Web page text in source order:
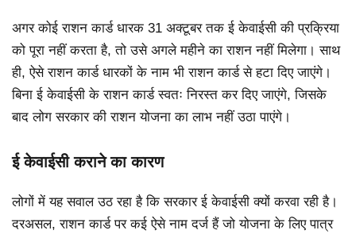
अगर कोई राशन कार्ड धारक 31 अक्टूबर तक ई केवाईसी की प्रक्रिया
को पूरा नहीं करता है, तो उसे अगले महीने का राशन नहीं मिलेगा। साथ
ही, ऐसे राशन कार्ड धारकों के नाम भी राशन कार्ड से हटा दिए जाएंगे।
बिना ई केवाईसी के राशन कार्ड स्वतः निरस्त कर दिए जाएंगे, जिसके
बाद लोग सरकार की राशन योजना का लाभ नहीं उठा पाएंगे।
ई केवाईसी कराने का कारण
लोगों में यह सवाल उठ रहा है कि सरकार ई केवाईसी क्यों करवा रही है।
दरअसल, राशन कार्ड पर कई ऐसे नाम दर्ज हैं जो योजना के लिए पात्र